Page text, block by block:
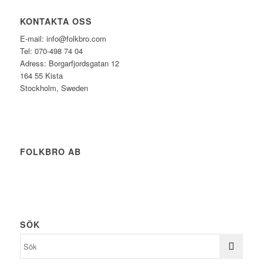
KONTAKTA OSS
E-mail: info@folkbro.com
Tel: 070-498 74 04
Adress: Borgarfjordsgatan 12
164 55 Kista
Stockholm, Sweden
FOLKBRO AB
SÖK